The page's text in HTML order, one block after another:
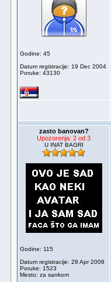
Godine: 45
Datum registracije: 19 Dec 2004
Poruke: 43130
zasto banovan?
Upozorenja: 2 od 3
U INAT BAGRI
Godine: 115
Datum registracije: 28 Apr 2008
Poruke: 1523
Mesto: za sankom